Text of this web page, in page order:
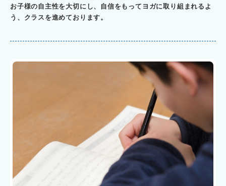
お子様の自主性を大切にし、自信をもってヨガに取り組まれるよ
う、クラスを進めております。